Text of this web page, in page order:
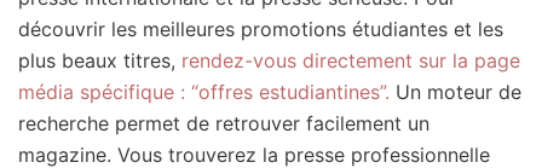
découvrir les meilleures promotions étudiantes et les
plus beaux titres, rendez-vous directement sur la page
média spécifique : “offres estudiantines”. Un moteur de
recherche permet de retrouver facilement un
magazine. Vous trouverez la presse professionnelle